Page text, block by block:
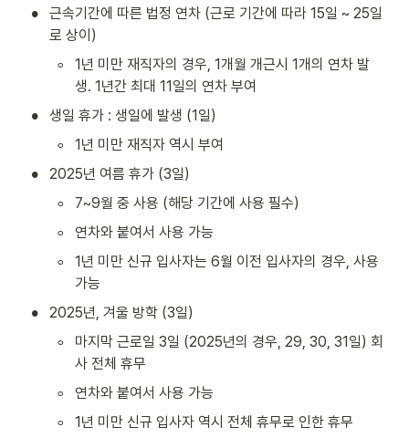
•
근속기간에 따른 법정 연차 (근로 기간에 따라 15일 ~ 25일
로 상이)
◦
1년 미만 재직자의 경우, 1개월 개근시 1개의 연차 발
생. 1년간 최대 11일의 연차 부여
• 생일 휴가 : 생일에 발생 (1일)
◦ 1년 미만 재직자 역시 부여
• 2025년 여름 휴가 (3일)
◦ 7~9월 중 사용 (해당 기간에 사용 필수)
◦ 연차와 붙여서 사용 가능
◦
1년 미만 신규 입사자는 6월 이전 입사자의 경우, 사용
가능
• 2025년, 겨울 방학 (3일)
◦
마지막 근로일 3일 (2025년의 경우, 29, 30, 31일) 회
사 전체 휴무
◦ 연차와 붙여서 사용 가능
◦ 1년 미만 신규 입사자 역시 전체 휴무로 인한 휴무